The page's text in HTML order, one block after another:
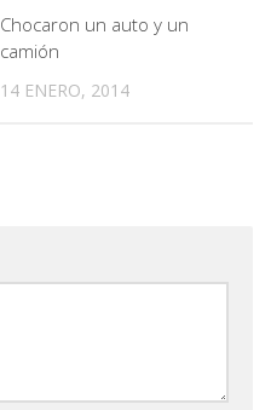
Chocaron un auto y un
camión
14 ENERO, 2014